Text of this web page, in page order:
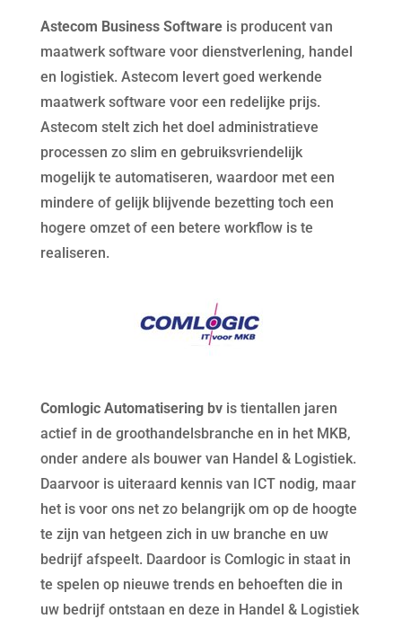
Astecom Business Softwareis producent van
maatwerk software voor dienstverlening, handel
en logistiek. Astecom levert goed werkende
maatwerk software voor een redelijke prijs.
Astecom stelt zich het doel administratieve
processen zo slim en gebruiksvriendelijk
mogelijk te automatiseren, waardoor met een
mindere of gelijk blijvende bezetting toch een
hogere omzet of een betere workflow is te
realiseren.
Comlogic Automatisering bvis tientallen jaren
actief in de groothandelsbranche en in het MKB,
onder andere als bouwer van Handel & Logistiek.
Daarvoor is uiteraard kennis van ICT nodig, maar
het is voor ons net zo belangrijk om op de hoogte
te zijn van hetgeen zich in uw branche en uw
bedrijf afspeelt. Daardoor is Comlogic in staat in
te spelen op nieuwe trends en behoeften die in
uw bedrijf ontstaan en deze in Handel & Logistiek